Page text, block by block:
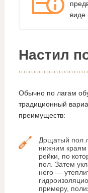
виде
Настил
Обычно по лагам
традиционный
преимуществ:
Дощатый пол
нижним краям
рейки, по
пол. Затем
него —
примеру,